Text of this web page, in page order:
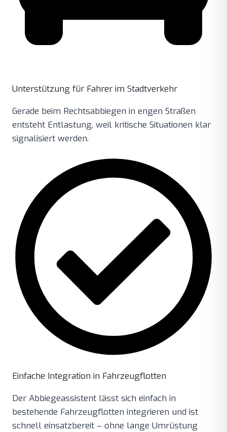
Unterstützung für Fahrer im Stadtverkehr
Gerade beim Rechtsabbiegen in engen Straßen
entsteht Entlastung, weil kritische Situationen klar
signalisiert werden.
Einfache Integration in Fahrzeugflotten
Der Abbiegeassistent lässt sich einfach in
bestehende Fahrzeugflotten integrieren und ist
schnell einsatzbereit – ohne lange Umrüstung